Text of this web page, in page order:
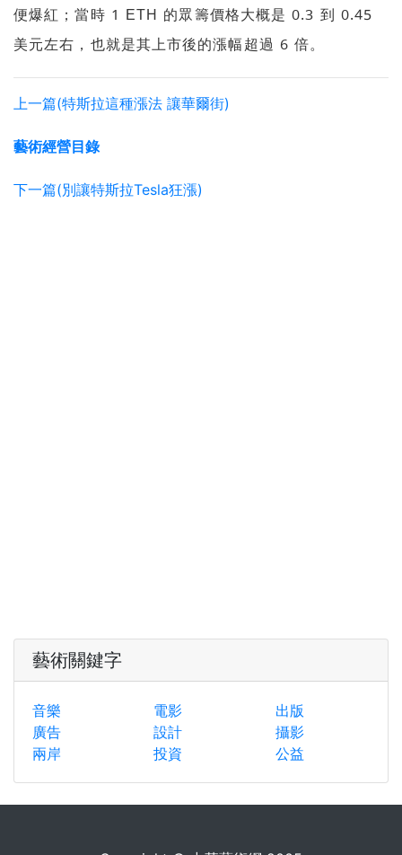
便爆紅；當時 1 ETH 的眾籌價格大概是 0.3 到 0.45
美元左右，也就是其上市後的漲幅超過 6 倍。
上一篇(特斯拉這種漲法 讓華爾街)
藝術經營目錄
下一篇(別讓特斯拉Tesla狂漲)
藝術關鍵字
音樂 電影
出版
廣告
設計
攝影
兩岸
投資 公益